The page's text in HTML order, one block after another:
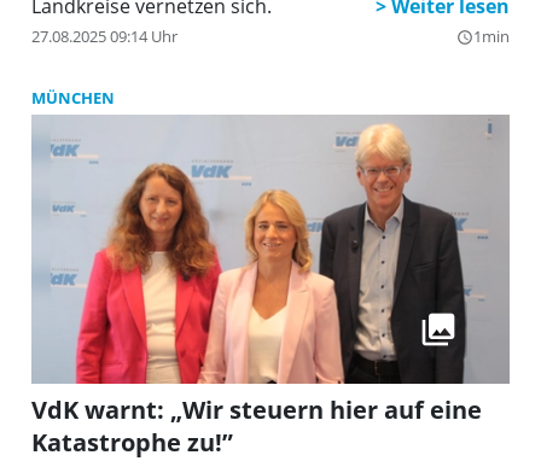
Landkreise vernetzen sich.
27.08.2025 09:14 Uhr query_builder1min
MÜNCHEN
VdK warnt: „Wir steuern hier auf eine
Katastrophe zu!”